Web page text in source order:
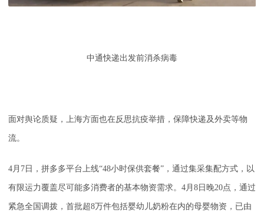
中通快递出发前消杀病毒
面对舆论质疑，上海方面也在反思抗疫举措，保障快递及外卖等物
流。
4月7日，拼多多平台上线“48小时保供套餐”，通过集采集配方式，以
有限运力覆盖尽可能多消费者的基本物资需求。4月8日晚20点，通过
紧急全国调拨，首批超8万件包括婴幼儿奶粉在内的母婴物资，已由